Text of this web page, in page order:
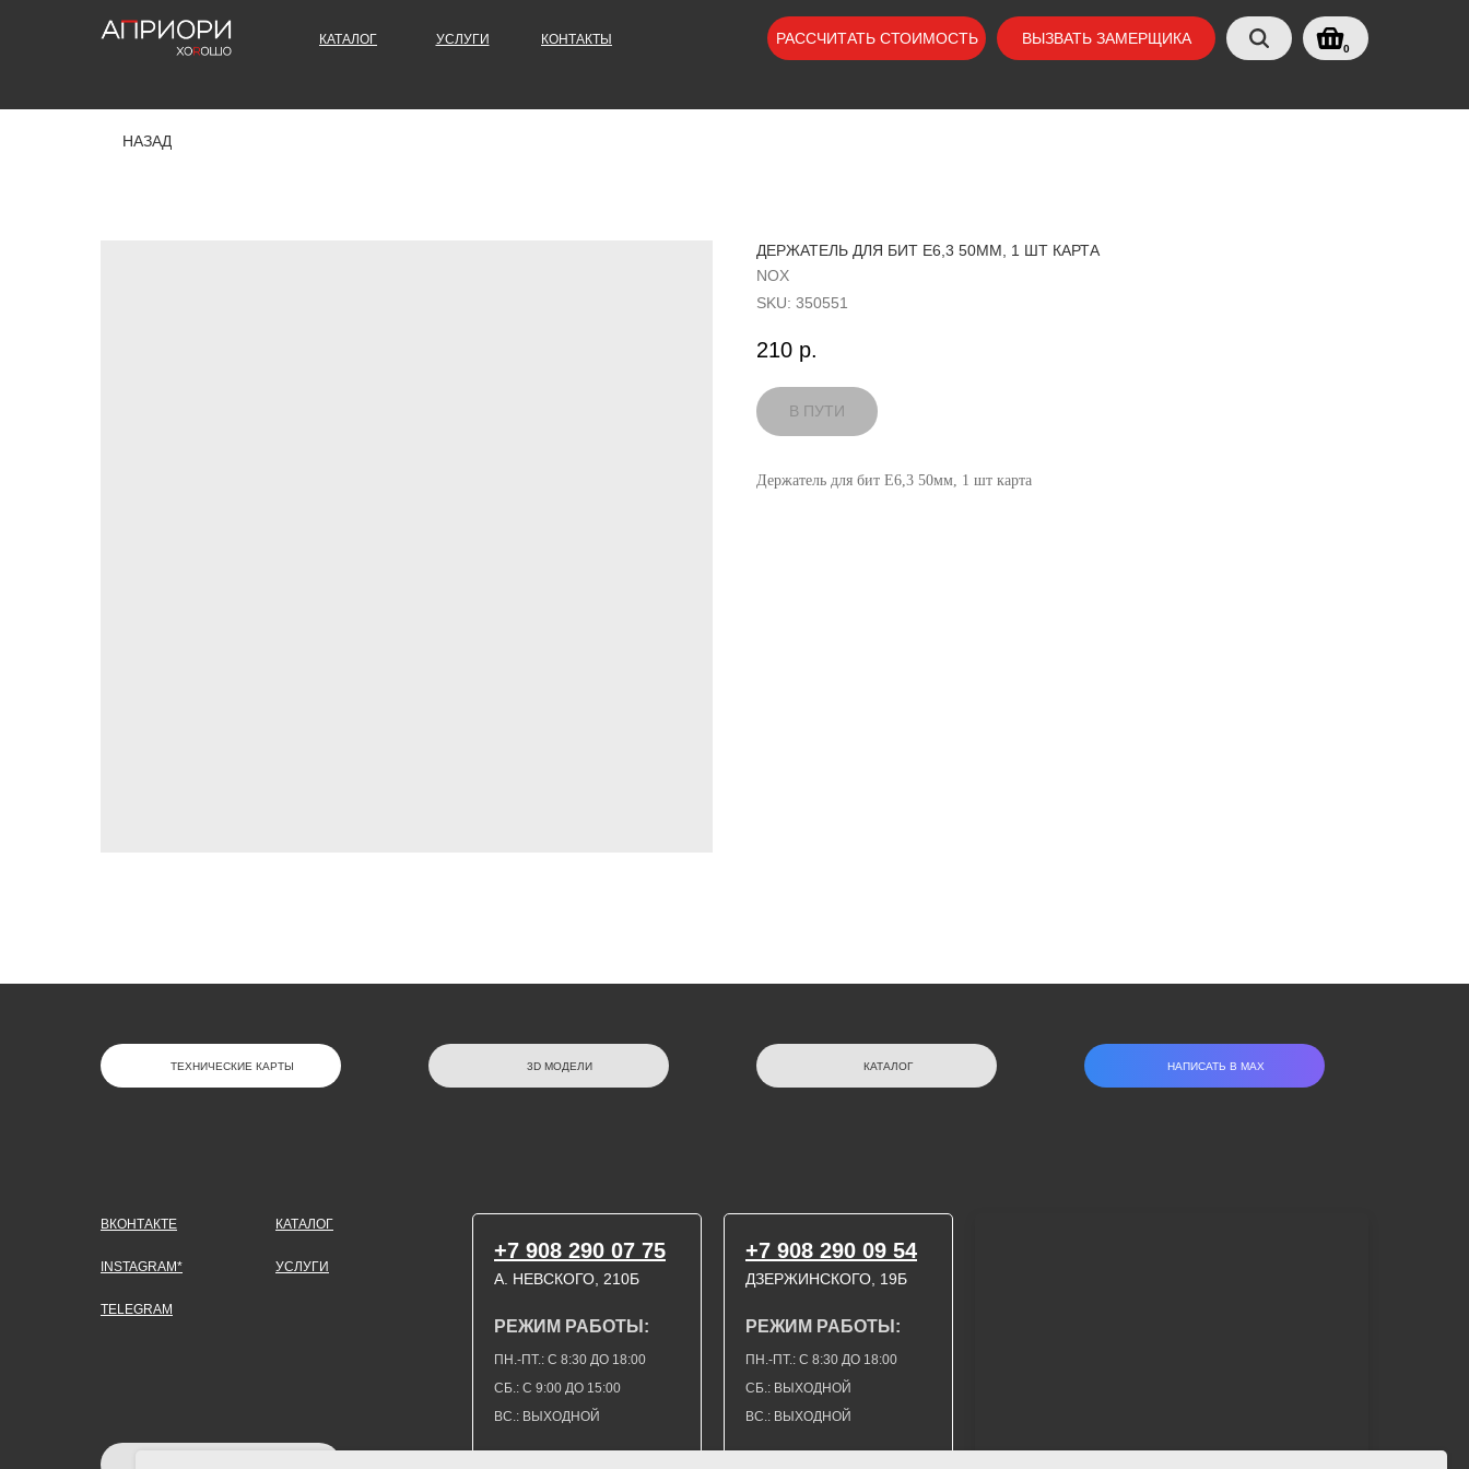
КОНТАКТЫ
УСЛУГИ
КАТАЛОГ ВЫЗВАТЬ ЗАМЕРЩИКА
РАССЧИТАТЬ СТОИМОСТЬ
0
НАЗАД
ДЕРЖАТЕЛЬ ДЛЯ БИТ Е6,3 50ММ, 1 ШТ КАРТА
NOX
SKU: 350551
210 р.
Держатель для бит Е6,3 50мм, 1 шт карта
НАПИСАТЬ В МАХ
КАТАЛОГ
3D МОДЕЛИ
ТЕХНИЧЕСКИЕ КАРТЫ
TELEGRAM
INSTAGRAM*
ВКОНТАКТЕ
ДЗЕРЖИНСКОГО, 19Б
ВС.: ВЫХОДНОЙ
СБ.: С 9:00 ДО 15:00
ПН.-ПТ.: С 8:30 ДО 18:00
А. НЕВСКОГО, 210Б
УСЛУГИ
+7 908 290 09 54
РЕЖИМ РАБОТЫ:
ВС.: ВЫХОДНОЙ
СБ.: ВЫХОДНОЙ
ПН.-ПТ.: С 8:30 ДО 18:00
РЕЖИМ РАБОТЫ:
+7 908 290 07 75
КАТАЛОГ